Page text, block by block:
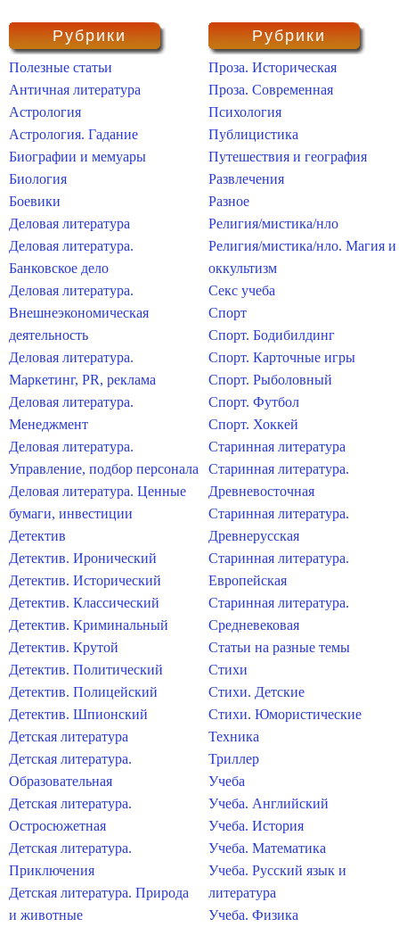
Рубрики
Полезные статьи
Античная литература
Астрология
Астрология. Гадание
Биографии и мемуары
Биология
Боевики
Деловая литература
Деловая литература.
Банковское дело
Деловая литература.
Внешнеэкономическая
деятельность
Деловая литература.
Маркетинг, PR, реклама
Деловая литература.
Менеджмент
Деловая литература.
Управление, подбор персонала
Деловая литература. Ценные
бумаги, инвестиции
Детектив
Детектив. Иронический
Детектив. Исторический
Детектив. Классический
Детектив. Криминальный
Детектив. Крутой
Детектив. Политический
Детектив. Полицейский
Детектив. Шпионский
Детская литература
Детская литература.
Образовательная
Детская литература.
Остросюжетная
Детская литература.
Приключения
Детская литература. Природа
и животные
Рубрики
Проза. Историческая
Проза. Современная
Психология
Публицистика
Путешествия и география
Развлечения
Разное
Религия/мистика/нло
Религия/мистика/нло. Магия и
оккультизм
Секс учеба
Спорт
Спорт. Бодибилдинг
Спорт. Карточные игры
Спорт. Рыболовный
Спорт. Футбол
Спорт. Хоккей
Старинная литература
Старинная литература.
Древневосточная
Старинная литература.
Древнерусская
Старинная литература.
Европейская
Старинная литература.
Средневековая
Статьи на разные темы
Стихи
Стихи. Детские
Стихи. Юмористические
Техника
Триллер
Учеба
Учеба. Английский
Учеба. История
Учеба. Математика
Учеба. Русский язык и
литература
Учеба. Физика